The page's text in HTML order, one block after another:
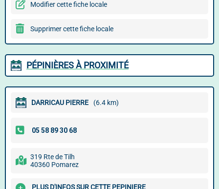
Modifier cette fiche locale
Supprimer cette fiche locale
PÉPINIÈRES À PROXIMITÉ
DARRICAU PIERRE (6.4 km)
319 Rte de Tilh
40360 Pomarez
PLUS D'INFOS SUR CETTE PEPINIERE